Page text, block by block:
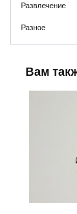
Развлечение
Разное
Вам